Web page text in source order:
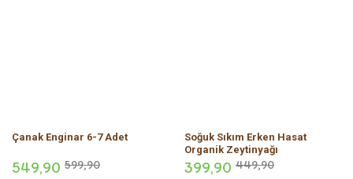
Çanak Enginar 6-7 Adet
549,90 599,90
Soğuk Sıkım Erken Hasat
Organik Zeytinyağı
399,90 449,90